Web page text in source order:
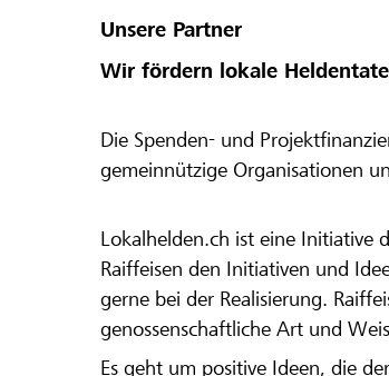
Unsere Partner
Wir fördern lokale
Die Spenden- und
gemeinnützige Organisationen
Lokalhelden.ch ist eine Initiative
Raiffeisen den Initiativen und
gerne bei der Realisierung.
genossenschaftliche Art und
Es geht um positive Ideen, die